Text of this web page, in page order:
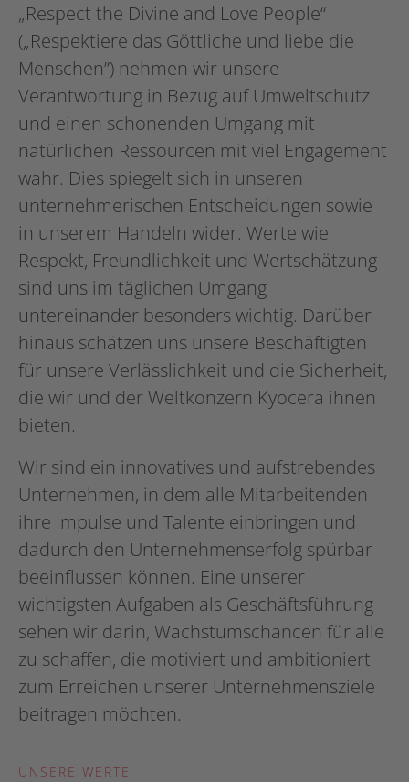
„Respect the Divine and Love People“
(„Respektiere das Göttliche und liebe die
Menschen”) nehmen wir unsere
Verantwortung in Bezug auf Umweltschutz
und einen schonenden Umgang mit
natürlichen Ressourcen mit viel Engagement
wahr. Dies spiegelt sich in unseren
unternehmerischen Entscheidungen sowie
in unserem Handeln wider. Werte wie
Respekt, Freundlichkeit und Wertschätzung
sind uns im täglichen Umgang
untereinander besonders wichtig. Darüber
hinaus schätzen uns unsere Beschäftigten
für unsere Verlässlichkeit und die Sicherheit,
die wir und der Weltkonzern Kyocera ihnen
bieten.
Wir sind ein innovatives und aufstrebendes
Unternehmen, in dem alle Mitarbeitenden
ihre Impulse und Talente einbringen und
dadurch den Unternehmenserfolg spürbar
beeinflussen können. Eine unserer
wichtigsten Aufgaben als Geschäftsführung
sehen wir darin, Wachstumschancen für alle
zu schaffen, die motiviert und ambitioniert
zum Erreichen unserer Unternehmensziele
beitragen möchten.
UNSERE WERTE